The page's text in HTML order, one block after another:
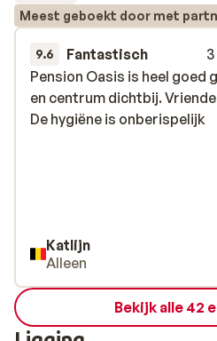
Meest geboekt door met
9.6 Fantastisch
Pension Oasis is heel goed
en centrum dichtbij.
De hygiëne is onberispelijk
Pension Oasis is heel goed
en centrum dichtbij.
De hygiëne is onberispelijk
Katlijn
Alleen
Bekijk alle 42